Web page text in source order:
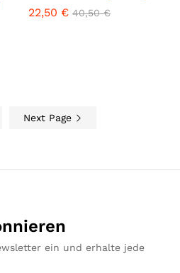
22,50 € 40,50€
Next Page
ein und erhalte jede